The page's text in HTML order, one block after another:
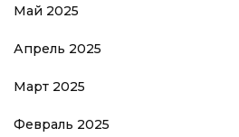
Май 2025
Апрель 2025
Март 2025
Февраль 2025